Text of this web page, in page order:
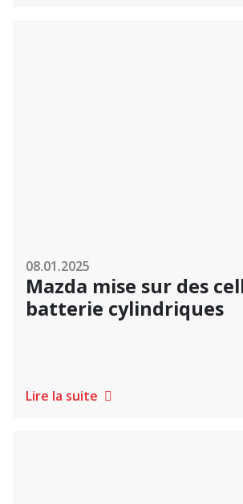
08.01.2025
Mazda mise sur des
batterie cylindriques
Lire la suite